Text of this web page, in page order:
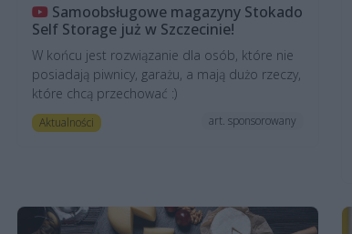
Samoobsługowe magazyny Stokado
Self Storage już w Szczecinie!
W końcu jest rozwiązanie dla osób, które nie
posiadają piwnicy, garażu, a mają dużo rzeczy,
które chcą przechować :)
Aktualności art. sponsorowany